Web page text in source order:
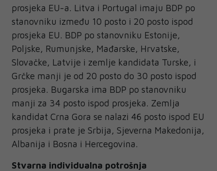
prosjeka EU-a. Litva i Portugal imaju BDP po
stanovniku između 10 posto i 20 posto ispod
prosjeka EU. BDP po stanovniku Estonije,
Poljske, Rumunjske, Mađarske, Hrvatske,
Slovačke, Latvije i zemlje kandidata Turske, i
Grčke manji je od 20 posto do 30 posto ispod
prosjeka. Bugarska ima BDP po stanovniku
manji za 34 posto ispod prosjeka. Zemlja
kandidat Crna Gora se nalazi 46 posto ispod EU
prosjeka i prate je Srbija, Sjeverna Makedonija,
Albanija i Bosna i Hercegovina.
Stvarna individualna potrošnja